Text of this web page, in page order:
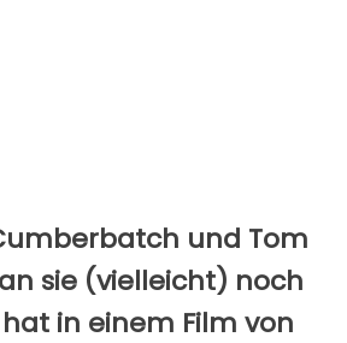
und Tom
sie (vielleicht) noch
in einem Film von